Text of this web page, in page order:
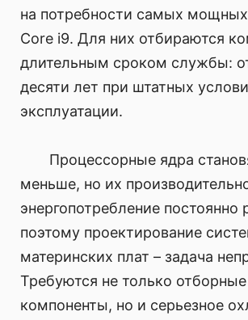
на потребности самых
Core i9. Для них отбираются
длительным сроком службы:
десяти лет при штатных
эксплуатации.
Процессорные ядра
меньше, но их
энергопотребление постоянно
поэтому проектирование
материнских плат – задача
Требуются не только отборные
компоненты, но и серьезное